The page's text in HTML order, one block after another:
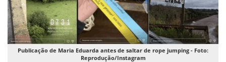
Publicação de Maria Eduarda antes de saltar de rope jumping - Foto:
Reprodução/Instagram